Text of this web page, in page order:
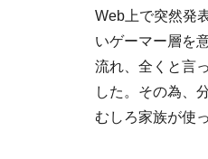
Web上で突然発
いゲーマー層を
流れ、全くと言
した。その為、
むしろ家族が使